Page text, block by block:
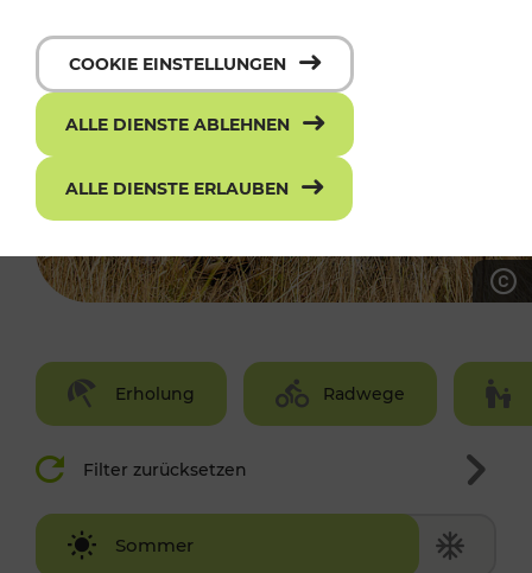
Erholung Radwege
Filter zurücksetzen
Sommer
Winter
COOKIE EINSTELLUNGEN
ALLE DIENSTE ABLEHNEN
ALLE DIENSTE ERLAUBEN